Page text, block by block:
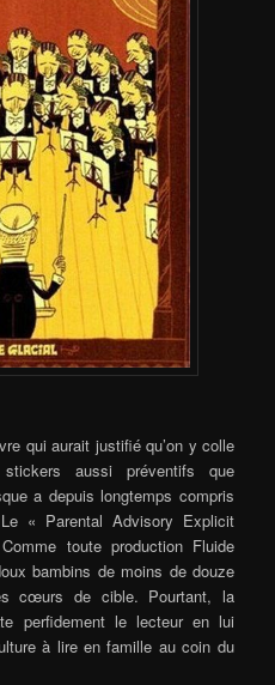
qui aurait justifié qu’on y colle
aussi préventifs que
a depuis longtemps compris
« Parental Advisory Explicit
toute production Fluide
bambins de moins de douze
cœurs de cible. Pourtant, la
perfidement le lecteur en lui
à lire en famille au coin du